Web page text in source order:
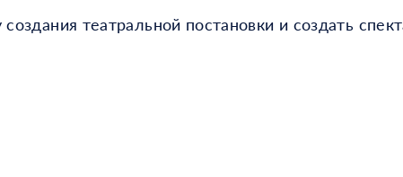
театральной постановки и создать